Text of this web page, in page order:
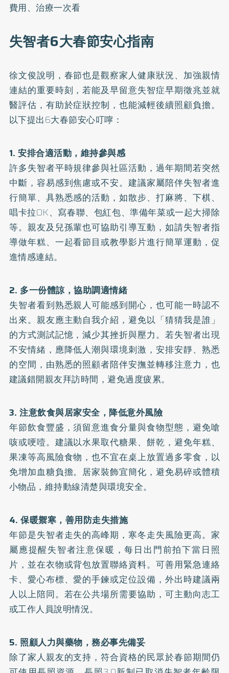
費用、治療一次看
失智者6大春節安心指南
徐文俊說明，春節也是觀察家人健康狀況、加強親情
連結的重要時刻，若能及早留意失智症早期徵兆並就
醫評估，有助於症狀控制，也能減輕後續照顧負擔。
以下提出6大春節安心叮嚀：
1. 安排合適活動，維持參與感
許多失智者平時規律參與社區活動，過年期間若突然
中斷，容易感到焦慮或不安。建議家屬陪伴失智者進
行簡單、具熟悉感的活動，如散步、打麻將、下棋、
唱卡拉OK、寫春聯、包紅包、準備年菜或一起大掃除
等。親友及兒孫輩也可協助引導互動，如請失智者指
導做年糕、一起看節目或教學影片進行簡單運動，促
進情感連結。
2. 多一份體諒，協助調適情緒
失智者看到熟悉親人可能感到開心，也可能一時認不
出來。親友應主動自我介紹，避免以「猜猜我是誰」
的方式測試記憶，減少其挫折與壓力。若失智者出現
不安情緒，應降低人潮與環境刺激，安排安靜、熟悉
的空間，由熟悉的照顧者陪伴安撫並轉移注意力，也
建議錯開親友拜訪時間，避免過度疲累。
3. 注意飲食與居家安全，降低意外風險
年節飲食豐盛，須留意進食分量與食物型態，避免嗆
咳或哽噎。建議以水果取代糖果、餅乾，避免年糕、
果凍等高風險食物，也不宜在桌上放置過多零食，以
免增加血糖負擔。居家裝飾宜簡化，避免易碎或體積
小物品，維持動線清楚與環境安全。
4. 保暖禦寒，善用防走失措施
年節是失智者走失的高峰期，寒冬走失風險更高。家
屬應提醒失智者注意保暖，每日出門前拍下當日照
片，並在衣物或背包放置聯絡資料。可善用緊急連絡
卡、愛心布標、愛的手鍊或定位設備，外出時建議兩
人以上陪同。若在公共場所需要協助，可主動向志工
或工作人員說明情況。
5. 照顧人力與藥物，務必事先備妥
除了家人親友的支持，符合資格的民眾於春節期間仍